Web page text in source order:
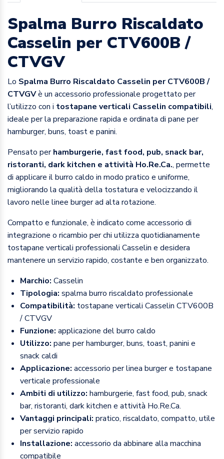
Spalma Burro Riscaldato
Casselin per CTV600B /
CTVGV
Lo Spalma Burro Riscaldato Casselin per CTV600B /
CTVGVè un accessorio professionale progettato per
l’utilizzo con i tostapane verticali Casselin compatibili,
ideale per la preparazione rapida e ordinata di pane per
hamburger, buns, toast e panini.
Pensato perhamburgerie, fast food, pub, snack bar,
ristoranti, dark kitchen e attività Ho.Re.Ca., permette
di applicare il burro caldo in modo pratico e uniforme,
migliorando la qualità della tostatura e velocizzando il
lavoro nelle linee burger ad alta rotazione.
Compatto e funzionale, è indicato come accessorio di
integrazione o ricambio per chi utilizza quotidianamente
tostapane verticali professionali Casselin e desidera
mantenere un servizio rapido, costante e ben organizzato.
Marchio: Casselin
Tipologia: spalma burro riscaldato professionale
Compatibilità: tostapane verticali Casselin CTV600B
/ CTVGV
Funzione: applicazione del burro caldo
Utilizzo: pane per hamburger, buns, toast, panini e
snack caldi
Applicazione: accessorio per linea burger e tostapane
verticale professionale
Ambiti di utilizzo: hamburgerie, fast food, pub, snack
bar, ristoranti, dark kitchen e attività Ho.Re.Ca.
Vantaggi principali: pratico, riscaldato, compatto, utile
per servizio rapido
Installazione: accessorio da abbinare alla macchina
compatibile